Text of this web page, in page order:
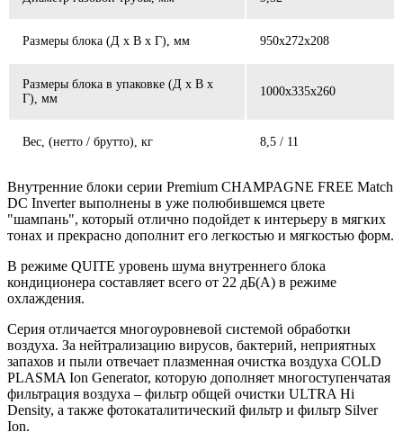
Размеры блока (Д x В x Г), мм 950x272x208
Размеры блока в упаковке (Д x В x
Г), мм
1000x335x260
Вес, (нетто / брутто), кг 8,5 / 11
Внутренние блоки серии Premium CHAMPAGNE FREE Match
DC Inverter выполнены в уже полюбившемся цвете
"шампань", который отлично подойдет к интерьеру в мягких
тонах и прекрасно дополнит его легкостью и мягкостью форм.
В режиме QUITE уровень шума внутреннего блока
кондиционера составляет всего от 22 дБ(A) в режиме
охлаждения.
Серия отличается многоуровневой системой обработки
воздуха. За нейтрализацию вирусов, бактерий, неприятных
запахов и пыли отвечает плазменная очистка воздуха COLD
PLASMA Ion Generator, которую дополняет многоступенчатая
фильтрация воздуха – фильтр общей очистки ULTRA Hi
Density, а также фотокаталитический фильтр и фильтр Silver
Ion.